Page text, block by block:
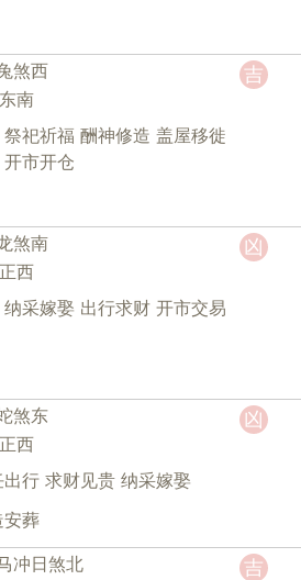
煞西
南
祭祀祈福 酬神修造 盖屋移徙
开市开仓
吉
煞南
西
纳采嫁娶 出行求财 开市交易
凶
煞东
西
出行 求财见贵 纳采嫁娶
安葬
凶
冲日煞北
吉